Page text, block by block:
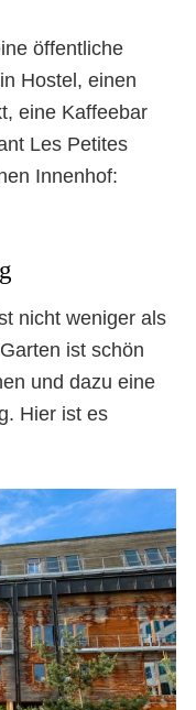
öffentliche
Hostel, einen
eine Kaffeebar
Les Petites
Innenhof:
nicht weniger als
ist schön
und dazu eine
Hier ist es